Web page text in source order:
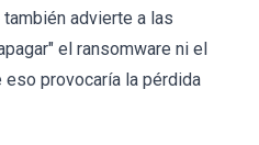
advierte a las
el ransomware ni el
eso provocaría la pérdida